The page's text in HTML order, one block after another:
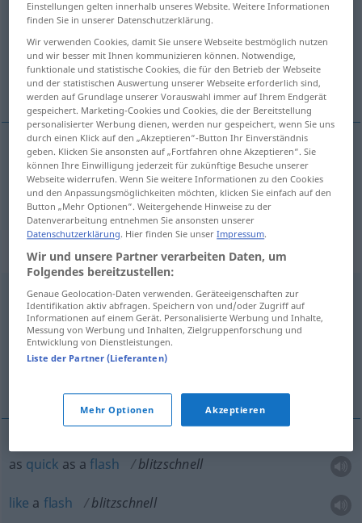
Übersicht aller Übersetzungen
(Für mehr Details die Übersetzung anklicken/antippen)
as quick as a flash
quickas aflash blitzschnell
„blitzschnell“: Adverb
blitzschnelladv
Übersicht aller Übersetzungen
(Für mehr Details die Übersetzung anklicken/antippen)
as quick as aflash blitzschnell
like a flash blitzschnell
Einstellungen gelten innerhalb unseres Website. Weitere Informationen
finden Sie in unserer Datenschutzerklärung.
Wir verwenden Cookies, damit Sie unsere Webseite bestmöglich nutzen
und wir besser mit Ihnen kommunizieren können. Notwendige,
funktionale und statistische Cookies, die für den Betrieb der Webseite
und der statistischen Auswertung unserer Webseite erforderlich sind,
werden auf Grundlage unserer Vorauswahl immer auf Ihrem Endgerät
gespeichert. Marketing-Cookies und Cookies, die der Bereitstellung
personalisierter Werbung dienen, werden nur gespeichert, wenn Sie uns
durch einen Klick auf den „Akzeptieren“-Button Ihr Einverständnis
geben. Klicken Sie ansonsten auf „Fortfahren ohne Akzeptieren“. Sie
können Ihre Einwilligung jederzeit für zukünftige Besuche unserer
Webseite widerrufen. Wenn Sie weitere Informationen zu den Cookies
und den Anpassungsmöglichkeiten möchten, klicken Sie einfach auf den
Button „Mehr Optionen“. Weitergehende Hinweise zu der
Datenverarbeitung entnehmen Sie ansonsten unserer
Datenschutzerklärung. Hier finden Sie unserImpressum.
Wir und unsere Partner verarbeiten Daten, um
Folgendes bereitzustellen:
Genaue Geolocation-Daten verwenden. Geräteeigenschaften zur
Identifikation aktiv abfragen. Speichern von und/oder Zugriff auf
Informationen auf einem Gerät. Personalisierte Werbung und Inhalte,
Messung von Werbung und Inhalten, Zielgruppenforschung und
Entwicklung von Dienstleistungen.
Liste der Partner (Lieferanten)
Mehr Optionen Akzeptieren